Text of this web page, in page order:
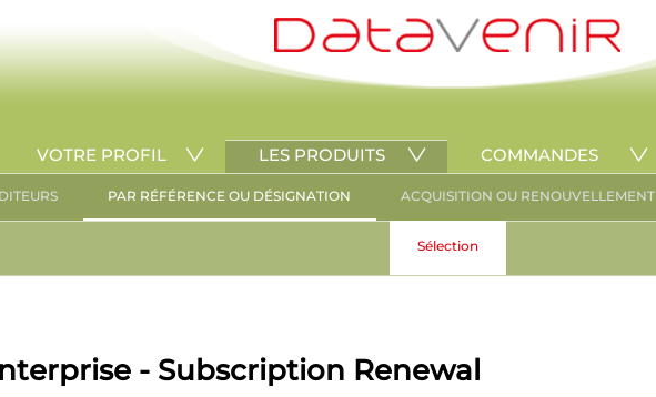
VOTRE PROFIL LES PRODUITS COMMANDES
PAR RÉFÉRENCE OU DÉSIGNATION ACQUISITION OU RENOUVELLEMENT
Sélection
- Subscription Renewal